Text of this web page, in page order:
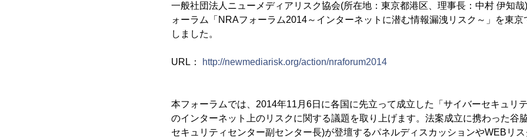
一般社団法人ニューメディアリスク協会(所在地：東京都港区、理事長：中村 伊知
ォーラム「NRAフォーラム2014～インターネットに潜む情報漏洩リスク～」を東京
しました。
URL： http://newmediarisk.org/action/nraforum2014
本フォーラムでは、2014年11月6日に各国に先立って成立した「サイバーセキュリ
のインターネット上のリスクに関する議題を取り上げます。法案成立に携わった谷
セキュリティセンター副センター長)が登壇するパネルディスカッションやWEBリ